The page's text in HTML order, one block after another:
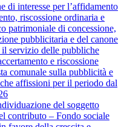
di interesse per l’affidamento
riscossione ordinaria e
patrimoniale di concessione,
pubblicitaria e del canone
servizio delle pubbliche
e riscossione
comunale sulla pubblicità e
affissioni per il periodo dal
del soggetto
contributo – Fondo sociale